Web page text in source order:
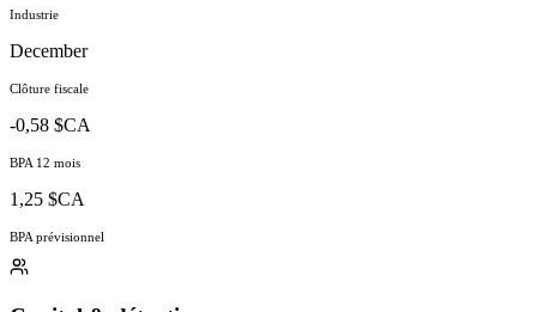
Industrie
December
Clôture fiscale
-0,58 $CA
BPA 12 mois
1,25 $CA
BPA prévisionnel